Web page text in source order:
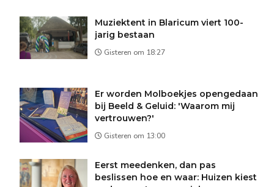
Muziektent in Blaricum viert 100-
jarig bestaan
Gisteren om 18:27
Er worden Molboekjes opengedaan
bij Beeld & Geluid: 'Waarom mij
vertrouwen?'
Gisteren om 13:00
Eerst meedenken, dan pas
beslissen hoe en waar: Huizen kiest